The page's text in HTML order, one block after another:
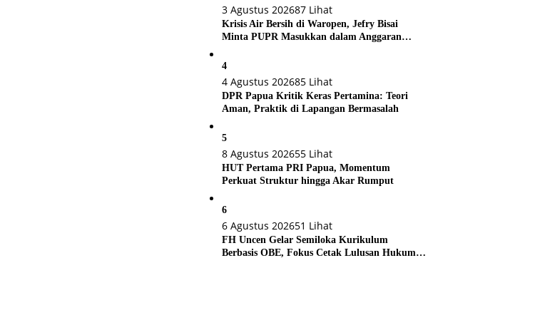
3 Agustus 202687 Lihat
Krisis Air Bersih di Waropen, Jefry Bisai
Minta PUPR Masukkan dalam Anggaran
4
4 Agustus 202685 Lihat
DPR Papua Kritik Keras Pertamina: Teori
Aman, Praktik di Lapangan Bermasalah
5
8 Agustus 202655 Lihat
HUT Pertama PRI Papua, Momentum
Perkuat Struktur hingga Akar Rumput
6
6 Agustus 202651 Lihat
FH Uncen Gelar Semiloka Kurikulum
Berbasis OBE, Fokus Cetak Lulusan Hukum